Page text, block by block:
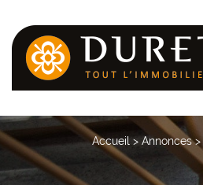
Accueil > Annonces>